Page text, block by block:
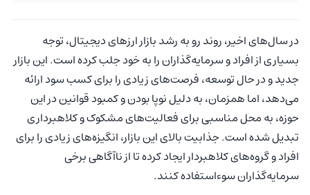
در سال‌های اخیر، روند رو به رشد بازار ارزهای دیجیتال، توجه
بسیاری از افراد و سرمایه‌گذاران را به خود جلب کرده است. این بازار
جدید و در حال توسعه، فرصت‌های زیادی را برای کسب سود ارائه
می‌دهد، اما همزمان، به دلیل نوپا بودن و کمبود قوانین در این
حوزه، به محل مناسبی برای فعالیت‌های مشکوک و کلاهبرداری‌
تبدیل شده است. جذابیت بالای این بازار، انگیزه‌های زیادی را برای
افراد و گروه‌های کلاهبردار ایجاد کرده تا از ناآگاهی برخی
سرمایه‌گذاران سوءاستفاده کنند.